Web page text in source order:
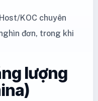
KOC chuyên
đơn, trong khi
lượng